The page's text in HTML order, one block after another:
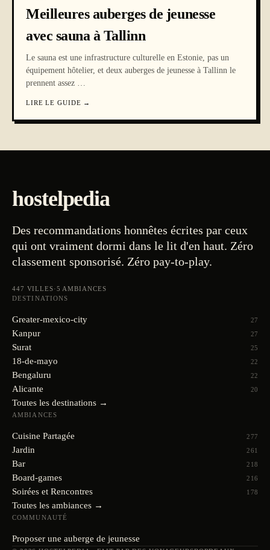
Meilleures auberges de jeunesse
avec sauna à Tallinn
Le sauna est une infrastructure culturelle en Estonie, pas un
équipement hôtelier, et deux auberges de jeunesse à Tallinn le
prennent assez …
LIRE LE GUIDE →
hostelpedia
Des recommandations honnêtes écrites par ceux
qui ont vraiment dormi dans le lit d'en haut. Zéro
classement sponsorisé. Zéro pay-to-play.
447 VILLES·5 AMBIANCES
DESTINATIONS
Greater-mexico-city 27
Kanpur 27
Surat 25
18-de-mayo 22
Bengaluru 22
Alicante 20
Toutes les destinations →
AMBIANCES
Cuisine Partagée 277
Jardin 261
Bar 218
Board-games 216
Soirées et Rencontres 178
Toutes les ambiances →
COMMUNAUTÉ
Proposer une auberge de jeunesse